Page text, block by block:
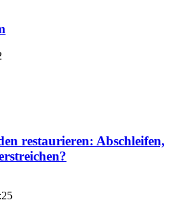
restaurieren: Abschleifen,